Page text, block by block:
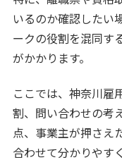
いるのか確認したい
ークの役割を混同す
がかかります。
ここでは、神奈川雇
割、問い合わせの考
点、事業主が押さえ
合わせて分かりやす